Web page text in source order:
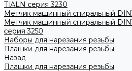
TIALN серия 3230
Метчик машинный спиральный
Метчик машинный спиральный
серия 3250
Наборы для нарезания резьбы
Плашки для нарезания резьбы
Назад
Плашки для нарезания резьбы